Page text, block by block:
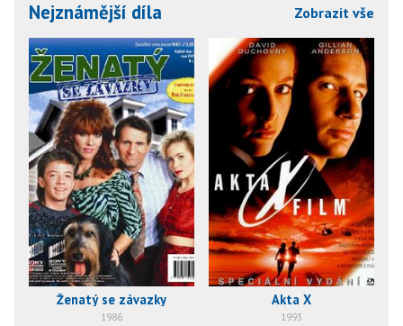
Nejznámější díla Zobrazit vše
Ženatý se závazky
1986
Akta X
1993